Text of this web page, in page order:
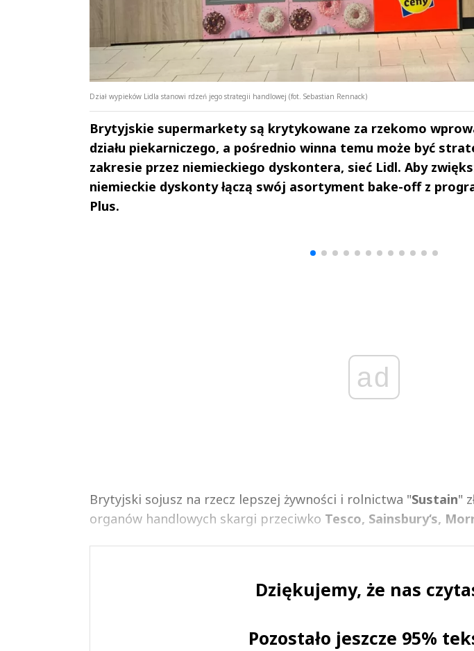
Dział wypieków Lidla stanowi rdzeń jego strategii handlowej (fot. Sebastian Rennack)
Brytyjskie supermarkety są krytykowane za rzekomo
działu piekarniczego, a pośrednio winna temu może być
zakresie przez niemieckiego dyskontera, sieć Lidl. Aby
niemieckie dyskonty łączą swój asortyment bake-off z
Plus.
ad
Brytyjski sojusz na rzecz lepszej żywności i rolnictwa "Sustain"
organów handlowych skargi przeciwko Tesco, Sainsbury‘s,
Dziękujemy, że nas
Pozostało jeszcze 95%
Andrzej i Marta